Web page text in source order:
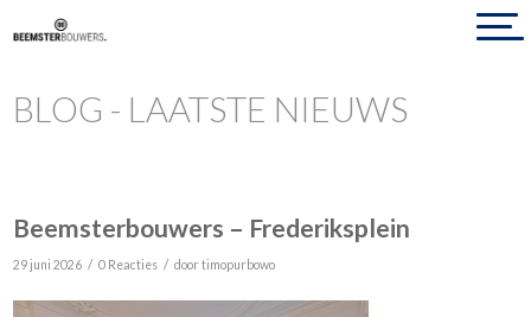
BLOG - LAATSTE NIEUWS
Beemsterbouwers – Frederiksplein
29 juni 2026 / 0 Reacties / doortimopurbowo